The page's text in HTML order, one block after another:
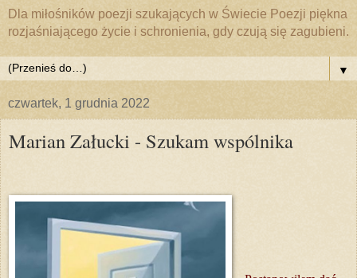
Dla miłośników poezji szukających w Świecie Poezji piękna
rozjaśniającego życie i schronienia, gdy czują się zagubieni.
▼
czwartek, 1 grudnia 2022
Marian Załucki - Szukam wspólnika